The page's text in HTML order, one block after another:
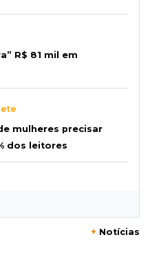
R$ 81 mil em
mulheres precisar
dos leitores
+ Notícias